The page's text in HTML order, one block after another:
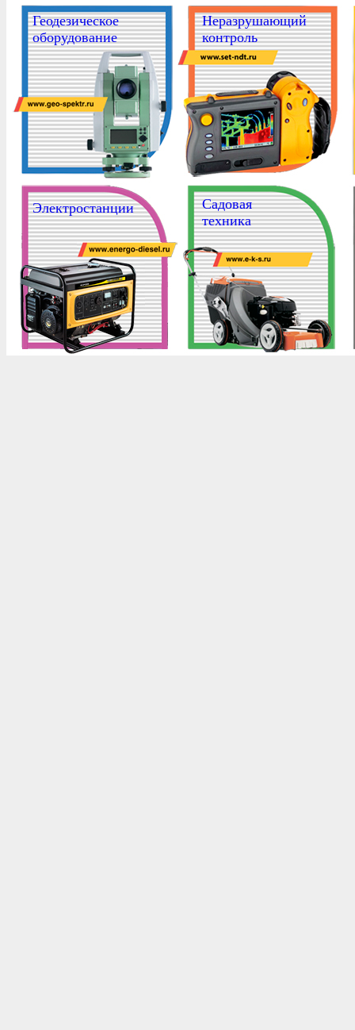
Геодезическое
оборудование
Неразрушающий
контроль
Электростанции
Садовая
техника